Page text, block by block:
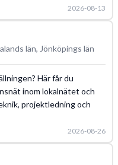
2026-08-13
län, Jönköpings län
Här får du
inom lokalnätet och
projektledning och
2026-08-26